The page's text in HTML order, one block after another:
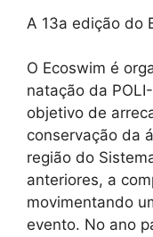
A 13a edição do
O Ecoswim é
natação da
objetivo de
conservação da
região do
anteriores, a
movimentando
evento. No ano